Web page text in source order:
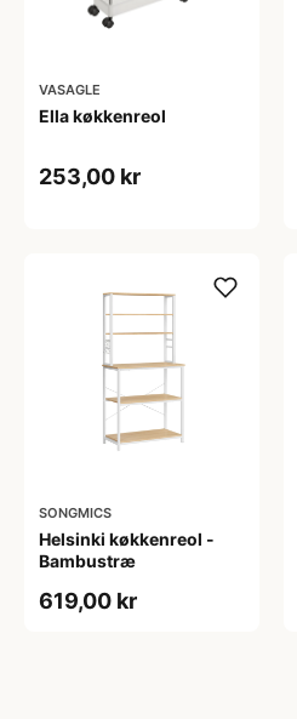
VASAGLE
Ella køkkenreol
253,00 kr
SONGMICS
Helsinki køkkenreol -
Bambustræ
619,00 kr